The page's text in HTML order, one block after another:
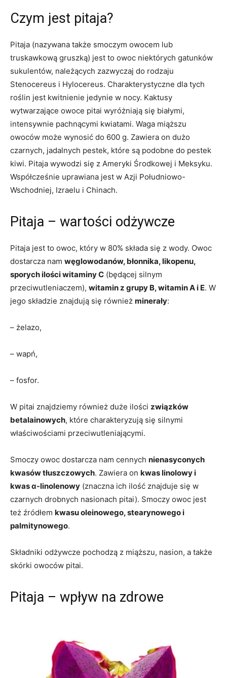
Czym jest pitaja?
Pitaja (nazywana także smoczym owocem lub
truskawkową gruszką) jest to owoc niektórych gatunków
sukulentów, należących zazwyczaj do rodzaju
Stenocereus i Hylocereus. Charakterystyczne dla tych
roślin jest kwitnienie jedynie w nocy. Kaktusy
wytwarzające owoce pitai wyróżniają się białymi,
intensywnie pachnącymi kwiatami. Waga miąższu
owoców może wynosić do 600 g. Zawiera on dużo
czarnych, jadalnych pestek, które są podobne do pestek
kiwi. Pitaja wywodzi się z Ameryki Środkowej i Meksyku.
Współcześnie uprawiana jest w Azji Południowo-
Wschodniej, Izraelu i Chinach.
Pitaja – wartości odżywcze
Pitaja jest to owoc, który w 80% składa się z wody. Owoc
dostarcza nam węglowodanów, błonnika, likopenu,
sporych ilości witaminy C (będącej silnym
przeciwutleniaczem), witamin z grupy B, witamin A i E. W
jego składzie znajdują się również minerały:
– żelazo,
– wapń,
– fosfor.
W pitai znajdziemy również duże ilości związków
betalainowych, które charakteryzują się silnymi
właściwościami przeciwutleniającymi.
Smoczy owoc dostarcza nam cennych nienasyconych
kwasów tłuszczowych. Zawiera on kwas linolowy i
kwas α-linolenowy (znaczna ich ilość znajduje się w
czarnych drobnych nasionach pitai). Smoczy owoc jest
też źródłem kwasu oleinowego, stearynowego i
palmitynowego.
Składniki odżywcze pochodzą z miąższu, nasion, a także
skórki owoców pitai.
Pitaja – wpływ na zdrowe